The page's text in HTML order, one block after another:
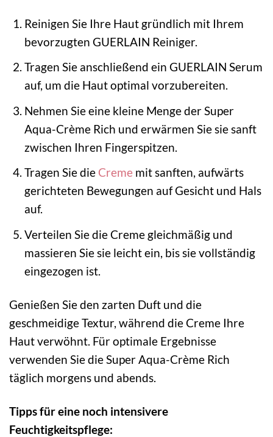
Reinigen Sie Ihre Haut gründlich mit Ihrem
bevorzugten GUERLAIN Reiniger.
Tragen Sie anschließend ein GUERLAIN Serum
auf, um die Haut optimal vorzubereiten.
Nehmen Sie eine kleine Menge der Super
Aqua-Crème Rich und erwärmen Sie sie sanft
zwischen Ihren Fingerspitzen.
Tragen Sie die Crememit sanften, aufwärts
gerichteten Bewegungen auf Gesicht und Hals
auf.
Verteilen Sie die Creme gleichmäßig und
massieren Sie sie leicht ein, bis sie vollständig
eingezogen ist.
Genießen Sie den zarten Duft und die
geschmeidige Textur, während die Creme Ihre
Haut verwöhnt. Für optimale Ergebnisse
verwenden Sie die Super Aqua-Crème Rich
täglich morgens und abends.
Tipps für eine noch intensivere
Feuchtigkeitspflege: